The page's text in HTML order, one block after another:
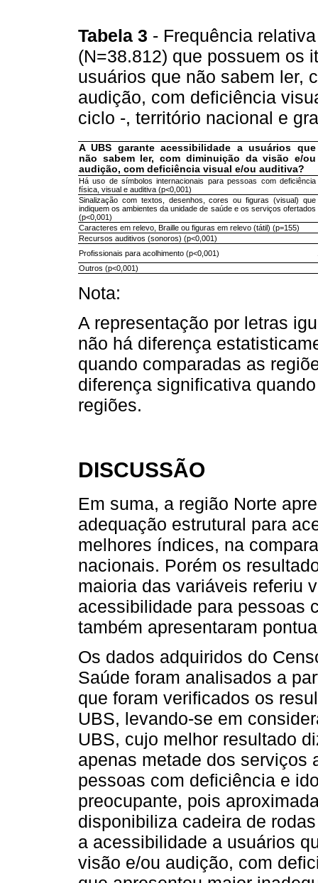
Tabela 3 - Frequência
(N=38.812) que possuem os
usuários que não sabem ler,
audição, com deficiência
ciclo -, território nacional e
A UBS garante acessibilidade a usuários que
não sabem ler, com diminuição da visão e/ou
audição, com deficiência visual e/ou auditiva?
Há uso de símbolos internacionais para pessoas com deficiência
física, visual e auditiva (p<0,001)
Sinalização com textos, desenhos, cores ou figuras (visual) que
indiquem os ambientes da unidade de saúde e os serviços ofertados
(p<0,001)
Caracteres em relevo, Braille ou figuras em relevo (tátil) (p=155)
Recursos auditivos (sonoros) (p<0,001)
Profissionais para acolhimento (p<0,001)
Outros (p<0,001)
Nota:
A representação por letras
não há diferença
quando comparadas as
diferença significativa
regiões.
DISCUSSÃO
Em suma, a região Norte
adequação estrutural para
melhores índices, na
nacionais. Porém os
maioria das variáveis referiu
acessibilidade para pessoas
também apresentaram
Os dados adquiridos do
Saúde foram analisados a
que foram verificados os
UBS, levando-se em
UBS, cujo melhor resultado
apenas metade dos serviços
pessoas com deficiência e
preocupante, pois
disponibiliza cadeira de
a acessibilidade a usuários
visão e/ou audição, com